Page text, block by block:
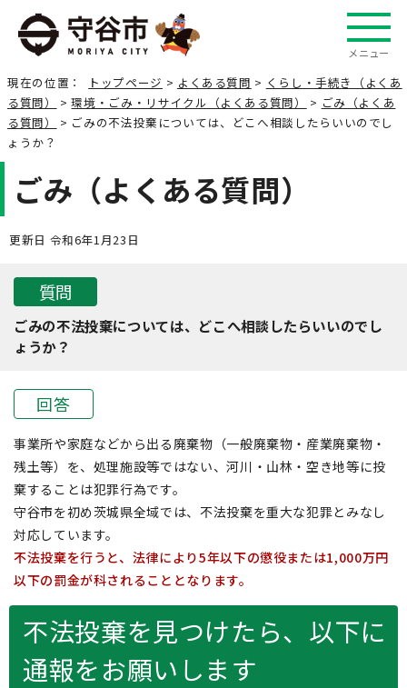
メニュー
現在の位置： トップページ > よくある質問 > くらし・手続き（よくあ
る質問）
>環境・ごみ・リサイクル（よくある質問） > ごみ（よくあ
る質問）
> ごみの不法投棄については、どこへ相談したらいいのでし
ょうか？
ごみ（よくある質問）
更新日 令和6年1月23日
質問
ごみの不法投棄については、どこへ相談したらいいのでし
ょうか？
回答
事業所や家庭などから出る廃棄物（一般廃棄物・産業廃棄物・
残土等）を、処理施設等ではない、河川・山林・空き地等に投
棄することは犯罪行為です。
守谷市を初め茨城県全域では、不法投棄を重大な犯罪とみなし
対応しています。
不法投棄を行うと、法律により5年以下の懲役または1,000万円
以下の罰金が科されることとなります。
不法投棄を見つけたら、以下に
通報をお願いします